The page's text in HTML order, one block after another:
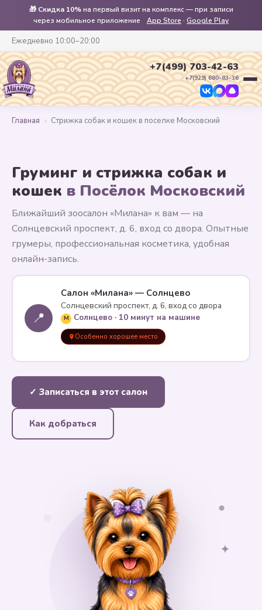
🎁 Скидка 10%на первый визит на комплекс — при записи
через мобильное приложение
App Store · Google Play
Ежедневно 10:00–20:00
+7(499) 703-42-63
+7(929) 680-83-36
Главная › Стрижка собак и кошек в поселке Московский
Груминг и стрижка собак и
кошек в Посёлок Московский
Ближайший зоосалон «Милана» к вам — на
Солнцевский проспект, д. 6, вход со двора. Опытные
грумеры, профессиональная косметика, удобная
онлайн-запись.
📍
Салон «Милана» — Солнцево
Солнцевский проспект, д. 6, вход со двора
M Солнцево · 10 минут на машине
Особенно хорошее место
✓ Записаться в этот салон
Как добраться
✦
✦